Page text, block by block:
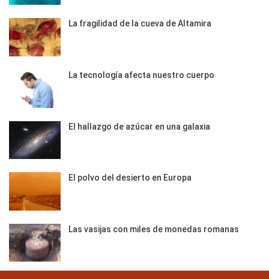
La fragilidad de la cueva de Altamira
La tecnología afecta nuestro cuerpo
El hallazgo de azúcar en una galaxia
El polvo del desierto en Europa
Las vasijas con miles de monedas romanas